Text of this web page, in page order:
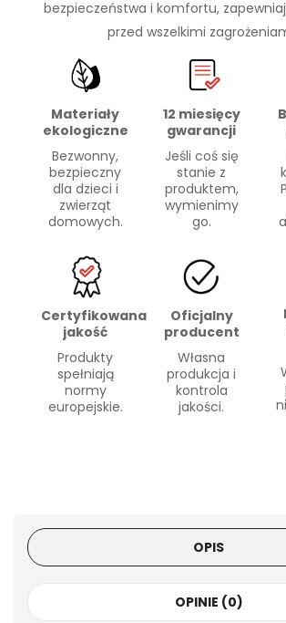
bezpieczeństwa i komfortu,
przed wszelkimi
Materiały
ekologiczne
Bezwonny,
bezpieczny
dla dzieci i
zwierząt
domowych.
12 miesięcy
gwarancji
Jeśli coś się
stanie z
produktem,
wymienimy
go.
Certyfikowana
jakość
Produkty
spełniają
normy
europejskie.
Oficjalny
producent
Własna
produkcja i
kontrola
jakości.
OPIS
OPINIE (0)